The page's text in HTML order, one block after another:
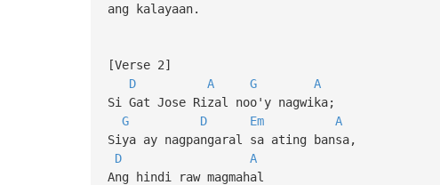
ang kalayaan.
[Verse 2]
D
A G
A
Si Gat Jose Rizal noo'y nagwika;
G
D Em
A
Siya ay nagpangaral sa ating bansa,
D
A
Ang hindi raw magmahal